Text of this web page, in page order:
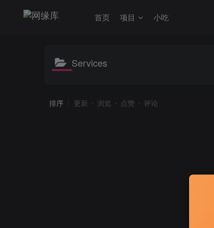
首页 项目 小吃
Services
排序 更新 浏览 点赞 评论